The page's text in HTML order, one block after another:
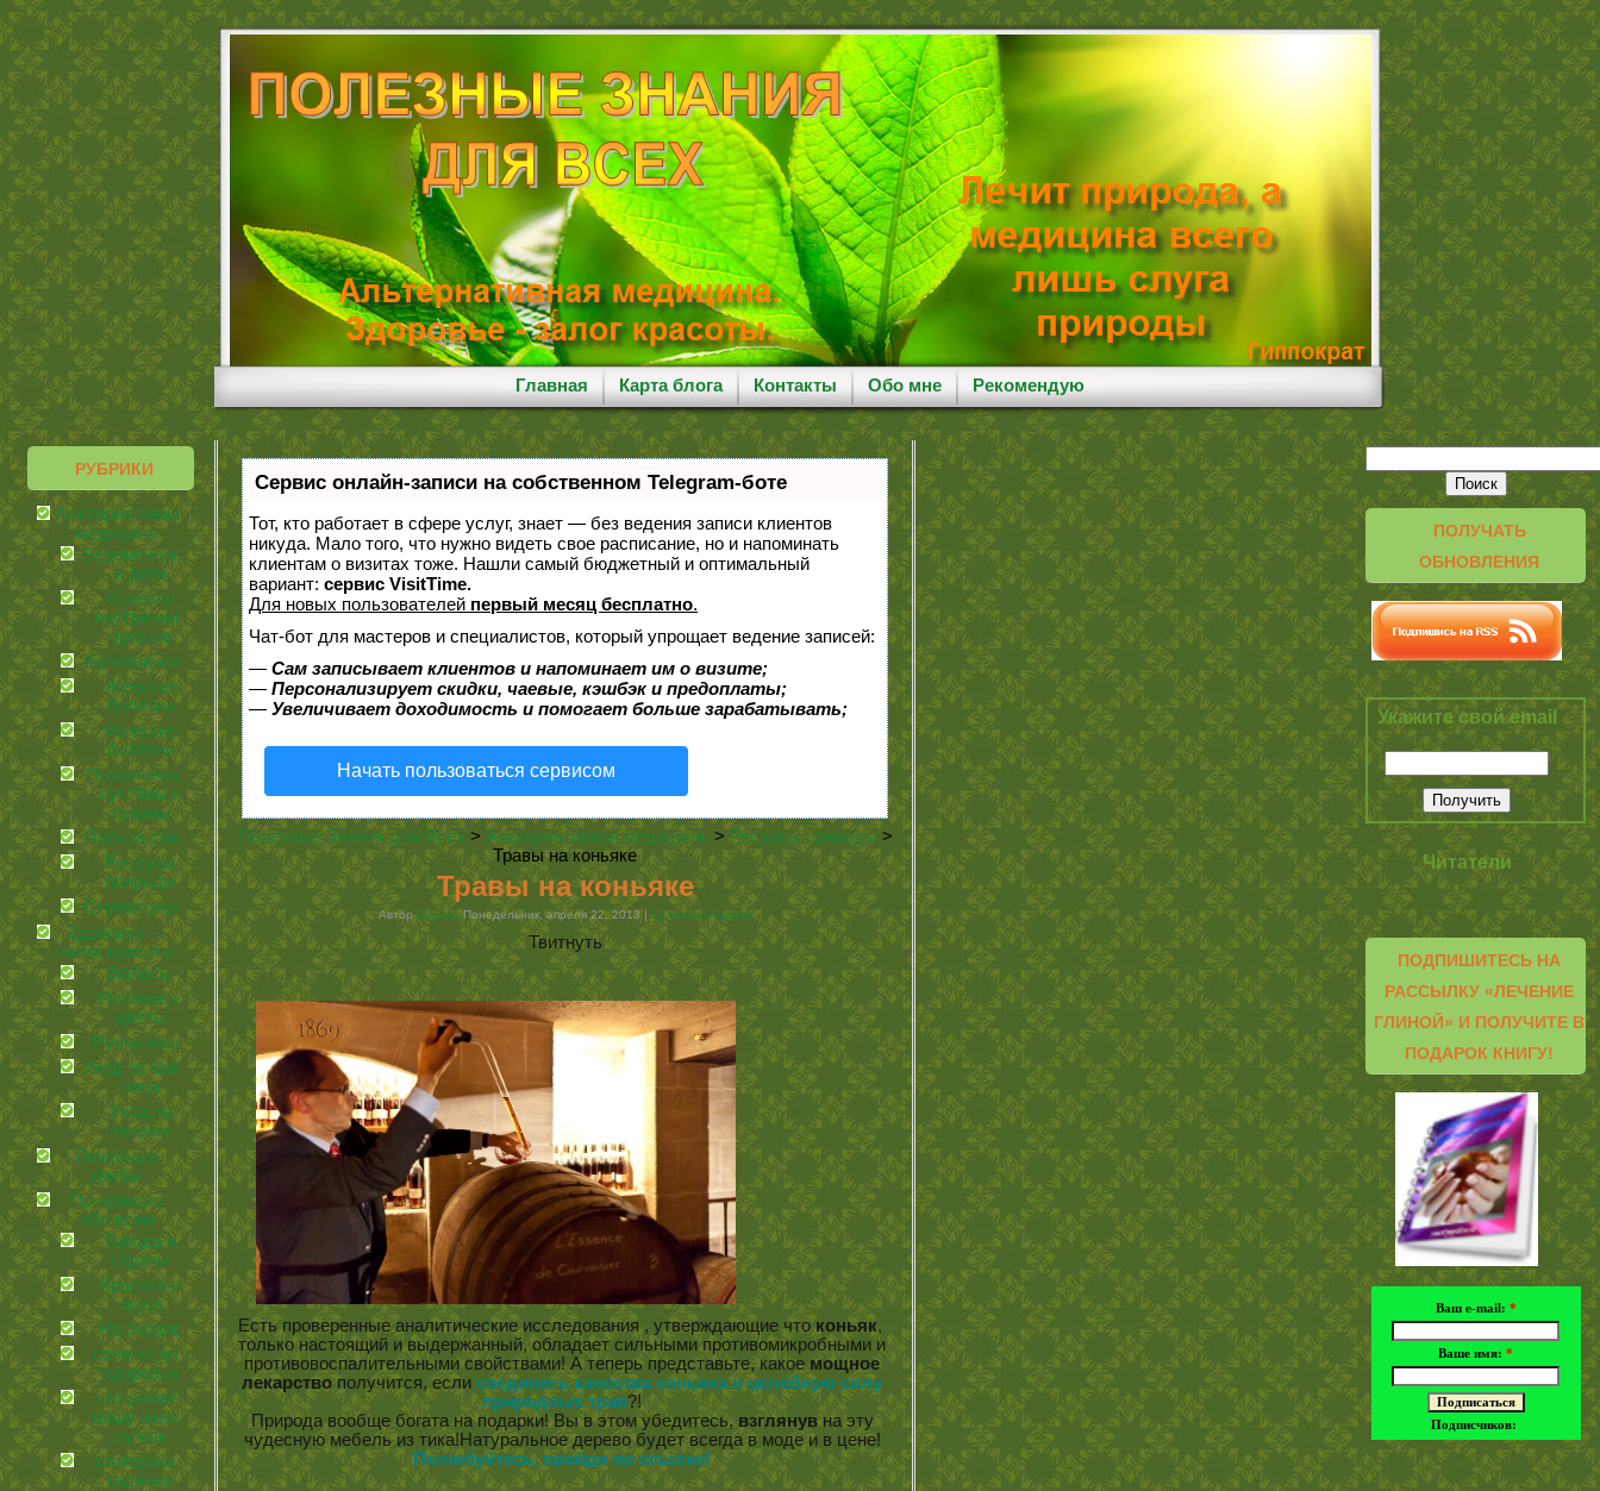
Главная Карта блога Контакты Обо мне Рекомендую
РУБРИКИ
Альтернативная
медицина
Беременность
и дети
болезни
внутренних
органов
болезни кожи
Женские
болезни
Мужские
болезни
Позвоночник,
суставы и
травмы
Польза соков
Ресурсы
природы
Стоматология
Здоровье —
залог красоты
Волосы
Питание и
диеты
Ручки наши
Уход за кожей
лица
Уход за
ногами
Лечебные
грибы
По немного
обо всем
Города и
страны
Красота и
мода
На экране
советы для
здоровья
что делает
нашу жизнь
лучше
эзотерика и
гадания
Сервис онлайн-записи на собственном Telegram-боте
Тот, кто работает в сфере услуг, знает — без ведения записи клиентов
никуда. Мало того, что нужно видеть свое расписание, но и напоминать
клиентам о визитах тоже. Нашли самый бюджетный и оптимальный
вариант: сервис VisitTime.
Для новых пользователей первый месяц бесплатно.
Чат-бот для мастеров и специалистов, который упрощает ведение записей:
— Сам записывает клиентов и напоминает им о визите;
— Персонализирует скидки, чаевые, кэшбэк и предоплаты;
— Увеличивает доходимость и помогает больше зарабатывать;
Начать пользоваться сервисом
Полезные Знания для Всех > Альтернативная медицина. > Ресурсы природы >
Травы на коньяке
Травы на коньяке
АвторЛарисаПонедельник, апреля 22, 2013 | 13 комментариев
Твитнуть
Есть проверенные аналитические исследования , утверждающие чтоконьяк,
только настоящий и выдержанный, обладает сильными противомикробными и
противовоспалительными свойствами! А теперь представьте, какое мощное
лекарствополучится, если соединить качества коньяка и целебную силу
природных трав?!
Природа вообще богата на подарки! Вы в этом убедитесь, взглянувна эту
чудесную мебель из тика!Натуральное дерево будет всегда в моде и в цене!
Полюбуйтесь, пройдя по ссылке!
ПОЛУЧАТЬ
ОБНОВЛЕНИЯ
Укажите свой email
Читатели
ПОДПИШИТЕСЬ НА
РАССЫЛКУ «ЛЕЧЕНИЕ
ГЛИНОЙ» И ПОЛУЧИТЕ В
ПОДАРОК КНИГУ!
Ваш e-mail: *
Ваше имя: *
Подписчиков: